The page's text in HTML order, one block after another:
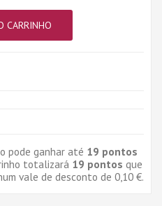
CARRINHO
pode ganhar até 19 pontos
totalizará 19 pontos que
vale de desconto de 0,10 €.